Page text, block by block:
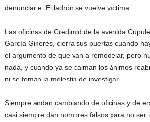
denunciarte. El ladrón se vuelve víctima.
Las oficinas de Credimid de la avenida
García Ginerés, cierra sus puertas cuando
el argumento de que van a remodelar, pero
nada, y cuando ya se calman los ánimos
ni se toman la molestia de investigar.
Siempre andan cambiando de oficinas y de
casi siempre dan nombres falsos para no ser